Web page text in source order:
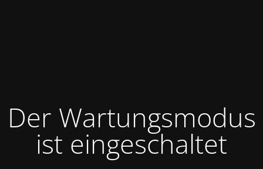
Der Wartungsmodus
ist eingeschaltet